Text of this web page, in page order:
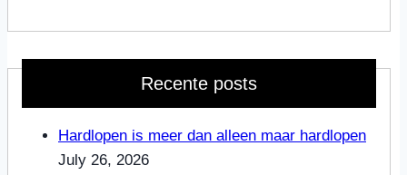
Recente posts
Hardlopen is meer dan alleen maar hardlopen
July 26, 2026